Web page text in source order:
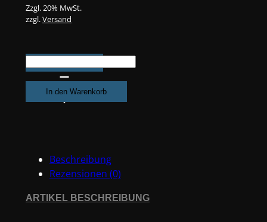
Zzgl. 20% MwSt.
zzgl.Versand
3x
Schleifvlies-
Rolle,
Super
In den Warenkorb
Beschreibung
Rezensionen (0)
ARTIKEL BESCHREIBUNG